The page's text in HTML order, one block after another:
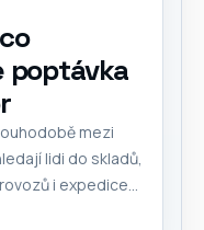
poptávka
mezi
lidi do skladů,
i expedice...